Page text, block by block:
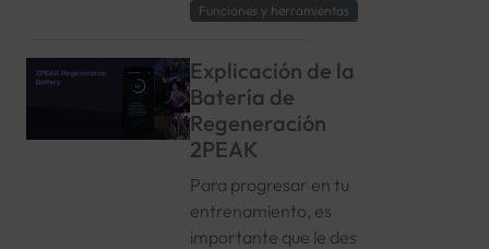
Funciones y herramientas
Explicación de la
Batería de
Regeneración
2PEAK
Para progresar en tu
entrenamiento, es
importante que le des